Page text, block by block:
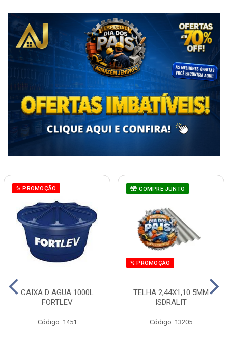
% PROMOÇÃO
CAIXA D AGUA 1000L
FORTLEV
Código: 1451
COMPRE JUNTO
% PROMOÇÃO
TELHA 2,44X1,10 5MM
ISDRALIT
Código: 13205